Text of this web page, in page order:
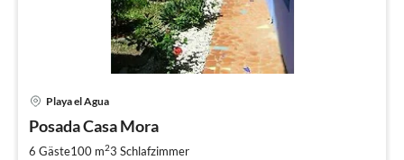
Playa el Agua
Posada Casa Mora
6 Gäste100 m23 Schlafzimmer